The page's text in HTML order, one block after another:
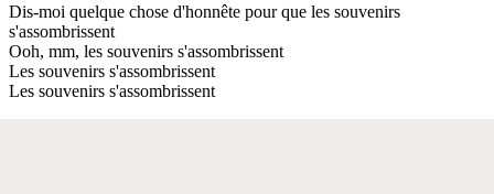
Dis-moi quelque chose d'honnête pour que les souvenirs
s'assombrissent
Ooh, mm, les souvenirs s'assombrissent
Les souvenirs s'assombrissent
Les souvenirs s'assombrissent